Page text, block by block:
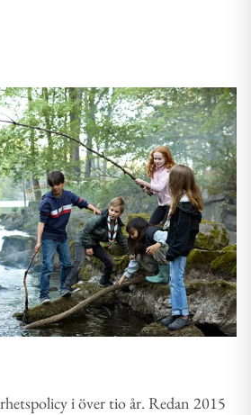
post
i över tio år. Redan 2015